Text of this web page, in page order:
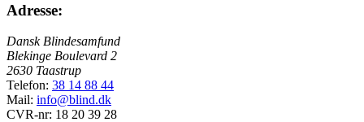
Adresse:
Dansk Blindesamfund
Blekinge Boulevard 2
2630 Taastrup
Telefon: 38 14 88 44
Mail: info@blind.dk
CVR-nr: 18 20 39 28